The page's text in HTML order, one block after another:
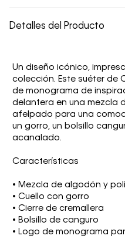
Detalles del Producto
Un diseño icónico,
colección. Este suéter de
de monograma de
delantera en una mezcla
afelpado para una
un gorro, un bolsillo
acanalado.
Características
• Mezcla de algodón y
• Cuello con gorro
• Cierre de cremallera
• Bolsillo de canguro
• Logo de monograma